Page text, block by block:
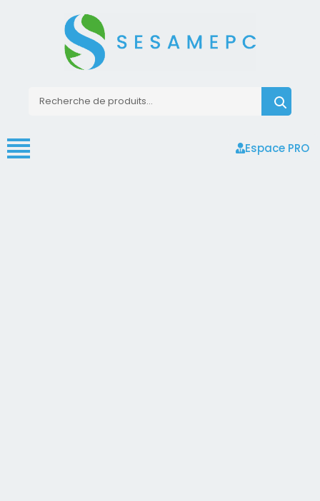
Espace PRO